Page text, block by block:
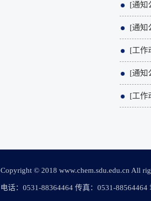
[通知
[通知
[工作
[通知
[工作
Copyright © 2018 www.chem.sdu.edu.cn All
电话：0531-88364464 传真：0531-